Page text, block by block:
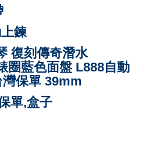
鍊
復刻傳奇潛水
圈藍色面盤 L888自動
保單 39mm
單,盒子